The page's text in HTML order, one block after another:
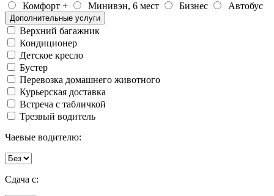
Комфорт +
Минивэн, 6 мест Бизнес Автобус
Дополнительные услуги
Верхний багажник
Кондиционер
Детское кресло
Бустер
Перевозка домашнего животного
Курьерская доставка
Встреча с табличкой
Трезвый водитель
Чаевые водителю:
Сдача с: